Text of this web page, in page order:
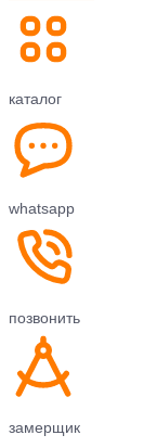
каталог
whatsapp
позвонить
замерщик